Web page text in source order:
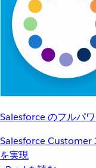
Salesforce のフルパ
Salesforce Customer
を実現